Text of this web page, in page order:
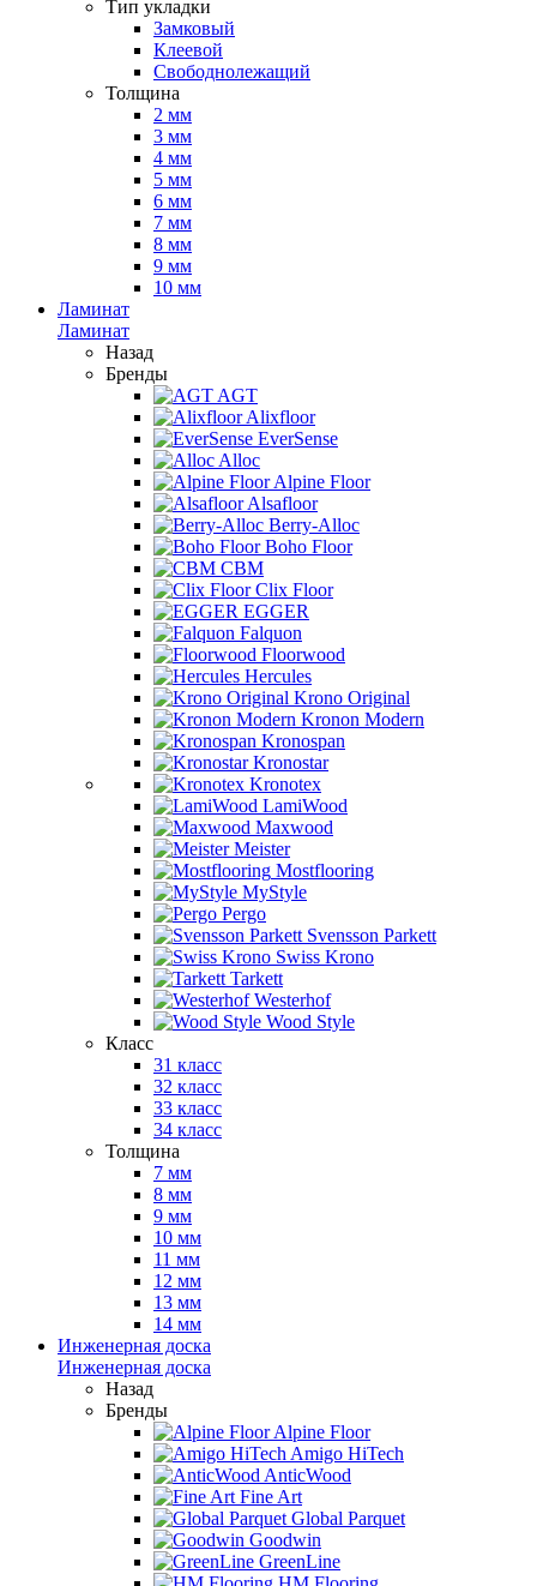
Тип укладки
Замковый
Клеевой
Свободнолежащий
Толщина
2 мм
3 мм
4 мм
5 мм
6 мм
7 мм
8 мм
9 мм
10 мм
Ламинат
Ламинат
Назад
Бренды
AGT
Alixfloor
EverSense
Alloc
Alpine Floor
Alsafloor
Berry-Alloc
Boho Floor
CBM
Clix Floor
EGGER
Falquon
Floorwood
Hercules
Krono Original
Kronon Modern
Kronospan
Kronostar
Kronotex
LamiWood
Maxwood
Meister
Mostflooring
MyStyle
Pergo
Svensson Parkett
Swiss Krono
Tarkett
Westerhof
Wood Style
Класс
31 класс
32 класс
33 класс
34 класс
Толщина
7 мм
8 мм
9 мм
10 мм
11 мм
12 мм
13 мм
14 мм
Инженерная доска
Инженерная доска
Назад
Бренды
Alpine Floor
Amigo HiTech
AnticWood
Fine Art
Global Parquet
Goodwin
GreenLine